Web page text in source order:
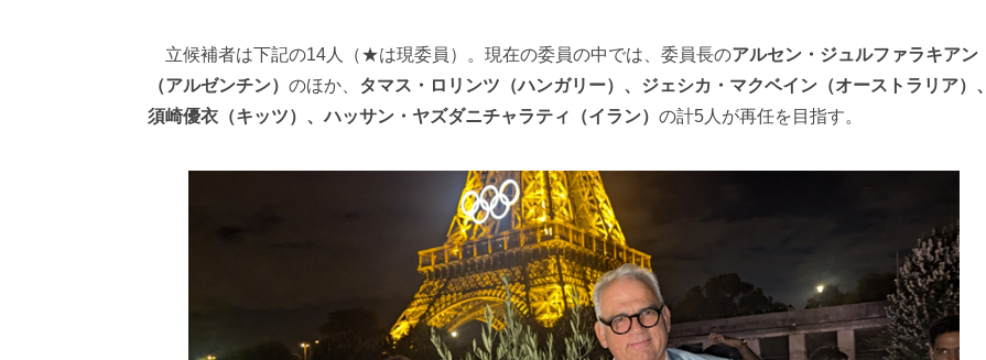
立候補者は下記の14人（★は現委員）。現在の委員の中では、委員長のアルセン・ジュルファラキアン
（アルゼンチン）のほか、 タマス・ロリンツ（ハンガリー）、ジェシカ・マクベイン（オーストラリア）、
須崎優衣（キッツ）、ハッサン・ヤズダニチャラティ（イラン）の計5人が再任を目指す。